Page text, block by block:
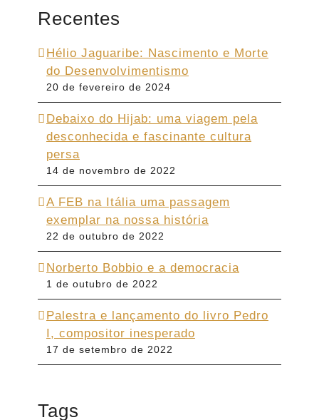
Recentes
Hélio Jaguaribe: Nascimento e Morte
do Desenvolvimentismo
20 de fevereiro de 2024
Debaixo do Hijab: uma viagem pela
desconhecida e fascinante cultura
persa
14 de novembro de 2022
A FEB na Itália uma passagem
exemplar na nossa história
22 de outubro de 2022
Norberto Bobbio e a democracia
1 de outubro de 2022
Palestra e lançamento do livro Pedro
I, compositor inesperado
17 de setembro de 2022
Tags